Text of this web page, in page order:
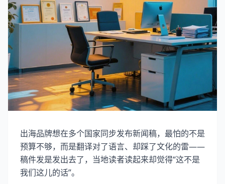
出海品牌想在多个国家同步发布新闻稿，最怕的不是
预算不够，而是翻译对了语言、却踩了文化的雷——
稿件发是发出去了，当地读者读起来却觉得“这不是
我们这儿的话”。